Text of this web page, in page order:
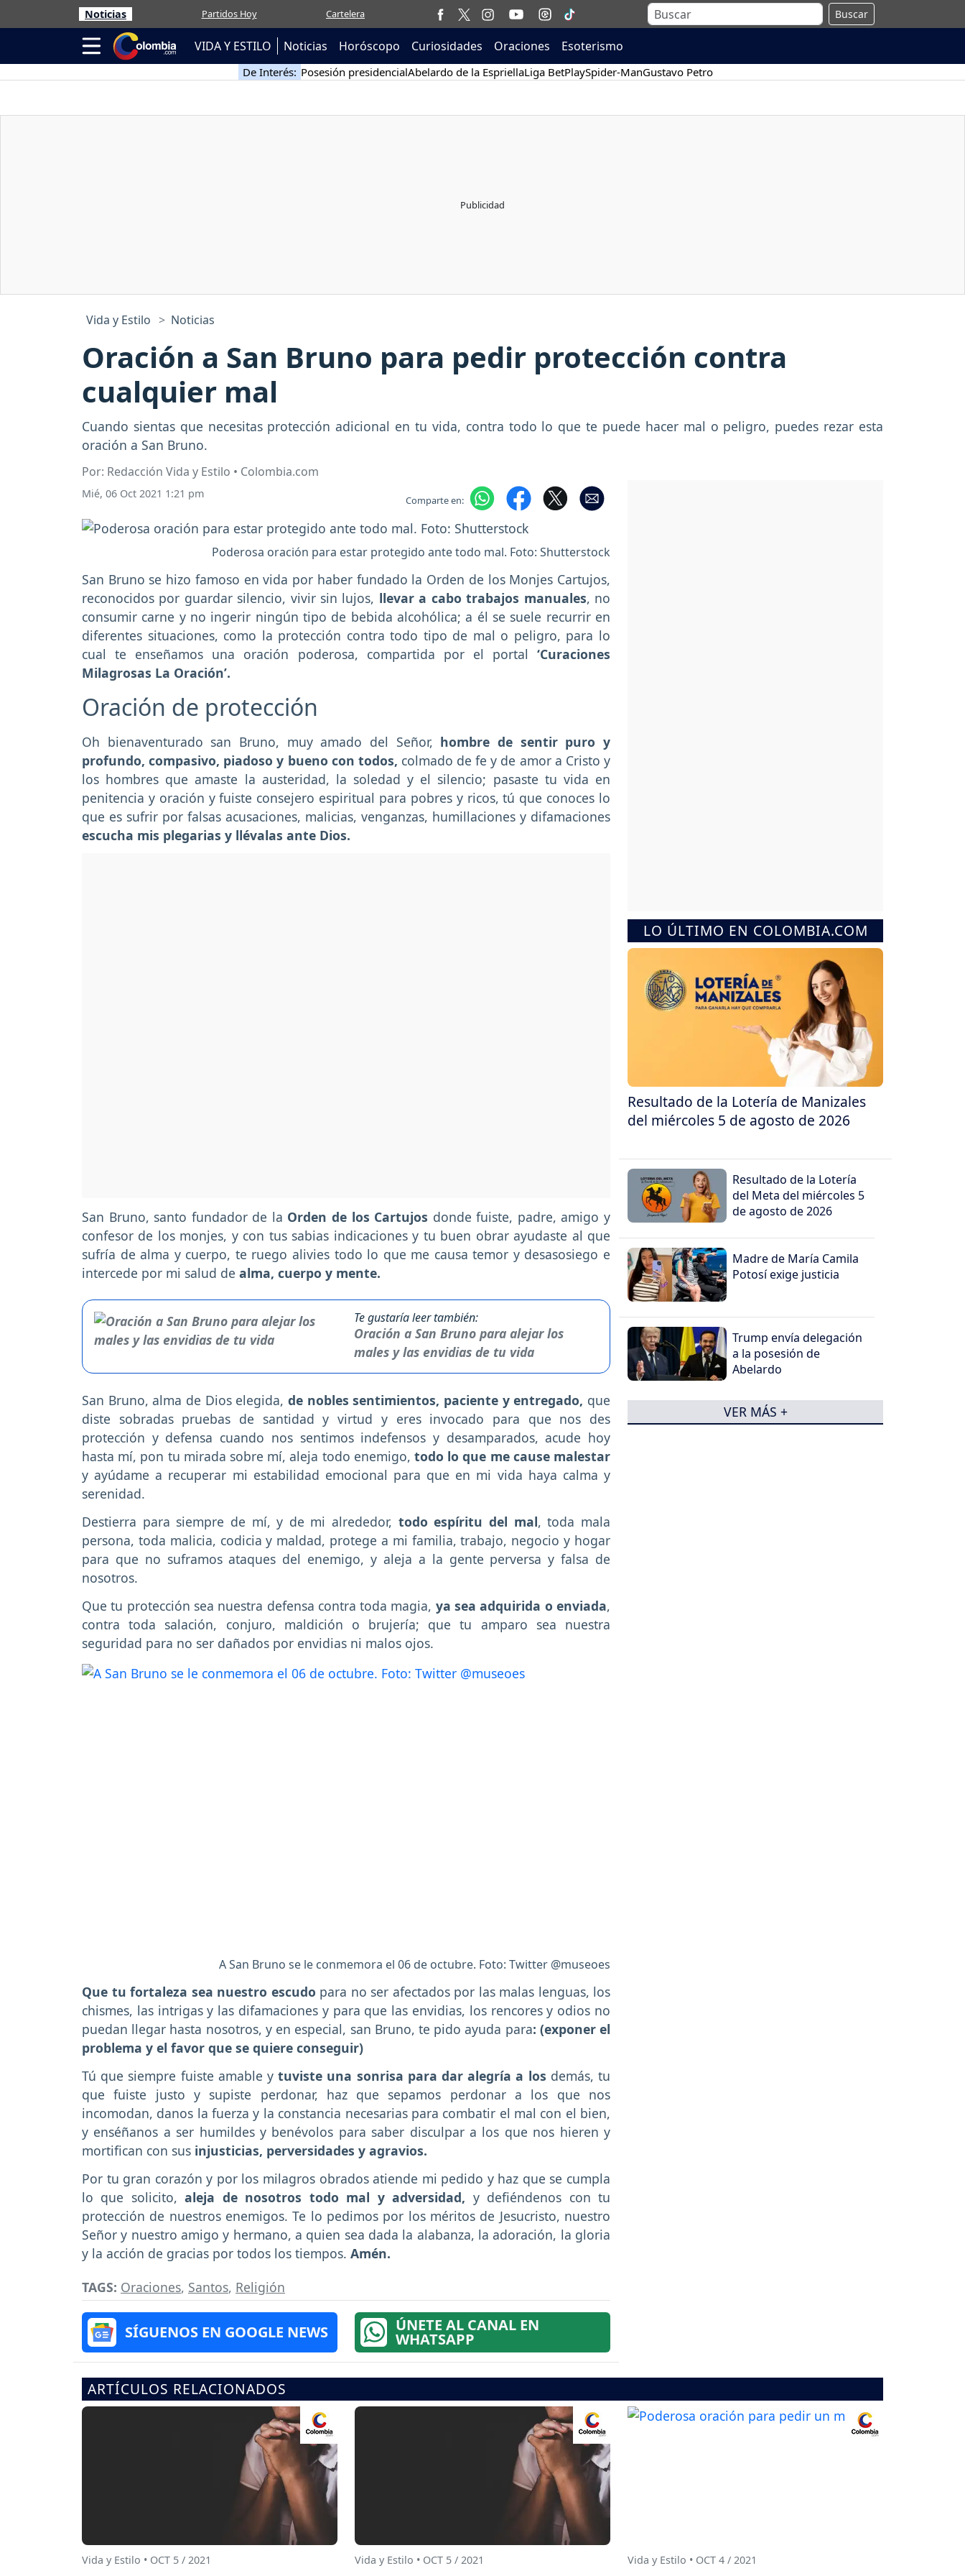
Noticias Partidos Hoy Cartelera Buscar
VIDA Y ESTILO Noticias Horóscopo Curiosidades Oraciones Esoterismo
De Interés: Posesión presidencialAbelardo de la EspriellaLiga BetPlaySpider-ManGustavo Petro
Vida y Estilo Noticias
Oración a San Bruno para pedir protección contra
cualquier mal
Cuando sientas que necesitas protección adicional en tu vida, contra todo lo que te puede hacer mal o peligro, puedes rezar esta
oración a San Bruno.
Por: Redacción Vida y Estilo • Colombia.com
Mié, 06 Oct 2021 1:21 pm Comparte en:
Poderosa oración para estar protegido ante todo mal. Foto: Shutterstock
San Bruno se hizo famoso en vida por haber fundado la Orden de los Monjes Cartujos,
reconocidos por guardar silencio, vivir sin lujos, llevar a cabo trabajos manuales, no
consumir carne y no ingerir ningún tipo de bebida alcohólica; a él se suele recurrir en
diferentes situaciones, como la protección contra todo tipo de mal o peligro, para lo
cual te enseñamos una oración poderosa, compartida por el portal ‘Curaciones
Milagrosas La Oración’.
Oración de protección
Oh bienaventurado san Bruno, muy amado del Señor, hombre de sentir puro y
profundo, compasivo, piadoso y bueno con todos, colmado de fe y de amor a Cristo y
los hombres que amaste la austeridad, la soledad y el silencio; pasaste tu vida en
penitencia y oración y fuiste consejero espiritual para pobres y ricos, tú que conoces lo
que es sufrir por falsas acusaciones, malicias, venganzas, humillaciones y difamaciones
escucha mis plegarias y llévalas ante Dios.
San Bruno, santo fundador de la Orden de los Cartujos donde fuiste, padre, amigo y
confesor de los monjes, y con tus sabias indicaciones y tu buen obrar ayudaste al que
sufría de alma y cuerpo, te ruego alivies todo lo que me causa temor y desasosiego e
intercede por mi salud de alma, cuerpo y mente.
Te gustaría leer también:
Oración a San Bruno para alejar los
males y las envidias de tu vida
San Bruno, alma de Dios elegida, de nobles sentimientos, paciente y entregado, que
diste sobradas pruebas de santidad y virtud y eres invocado para que nos des
protección y defensa cuando nos sentimos indefensos y desamparados, acude hoy
hasta mí, pon tu mirada sobre mí, aleja todo enemigo, todo lo que me cause malestar
y ayúdame a recuperar mi estabilidad emocional para que en mi vida haya calma y
serenidad.
Destierra para siempre de mí, y de mi alrededor, todo espíritu del mal, toda mala
persona, toda malicia, codicia y maldad, protege a mi familia, trabajo, negocio y hogar
para que no suframos ataques del enemigo, y aleja a la gente perversa y falsa de
nosotros.
Que tu protección sea nuestra defensa contra toda magia, ya sea adquirida o enviada,
contra toda salación, conjuro, maldición o brujería; que tu amparo sea nuestra
seguridad para no ser dañados por envidias ni malos ojos.
A San Bruno se le conmemora el 06 de octubre. Foto: Twitter @museoes
Que tu fortaleza sea nuestro escudo para no ser afectados por las malas lenguas, los
chismes, las intrigas y las difamaciones y para que las envidias, los rencores y odios no
puedan llegar hasta nosotros, y en especial, san Bruno, te pido ayuda para: (exponer el
problema y el favor que se quiere conseguir)
Tú que siempre fuiste amable y tuviste una sonrisa para dar alegría a los demás, tu
que fuiste justo y supiste perdonar, haz que sepamos perdonar a los que nos
incomodan, danos la fuerza y la constancia necesarias para combatir el mal con el bien,
y enséñanos a ser humildes y benévolos para saber disculpar a los que nos hieren y
mortifican con sus injusticias, perversidades y agravios.
Por tu gran corazón y por los milagros obrados atiende mi pedido y haz que se cumpla
lo que solicito,aleja de nosotros todo mal y adversidad, y defiéndenos con tu
protección de nuestros enemigos. Te lo pedimos por los méritos de Jesucristo, nuestro
Señor y nuestro amigo y hermano, a quien sea dada la alabanza, la adoración, la gloria
y la acción de gracias por todos los tiempos. Amén.
TAGS: Oraciones, Santos, Religión
SÍGUENOS EN GOOGLE NEWS ÚNETE AL CANAL EN
WHATSAPP
LO ÚLTIMO EN COLOMBIA.COM
Resultado de la Lotería de Manizales
del miércoles 5 de agosto de 2026
Resultado de la Lotería
del Meta del miércoles 5
de agosto de 2026
Madre de María Camila
Potosí exige justicia
Trump envía delegación
a la posesión de
Abelardo
VER MÁS +
ARTÍCULOS RELACIONADOS
Vida y Estilo • OCT 5 / 2021 Vida y Estilo • OCT 5 / 2021 Vida y Estilo • OCT 4 / 2021